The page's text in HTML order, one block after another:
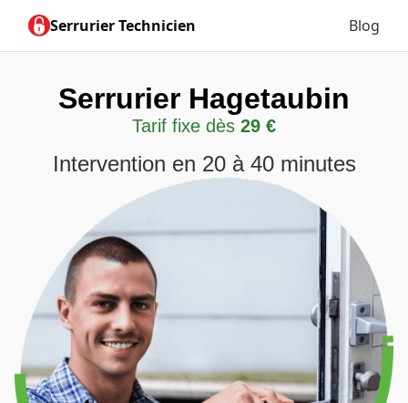
Serrurier Technicien Blog
Serrurier Hagetaubin
Tarif fixe dès 29 €
Intervention en 20 à 40 minutes